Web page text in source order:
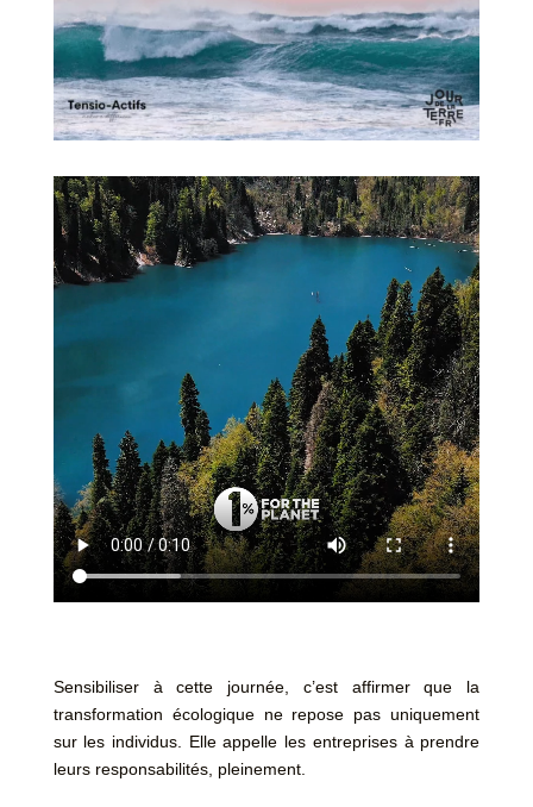
Sensibiliser à cette journée, c’est affirmer que la
transformation écologique ne repose pas uniquement
sur les individus. Elle appelle les entreprises à prendre
leurs responsabilités, pleinement.